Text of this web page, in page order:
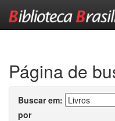
Página de
Buscar em:
por